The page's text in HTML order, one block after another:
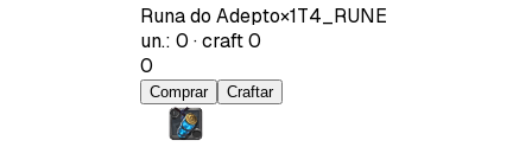
Runa do Adepto×1T4_RUNE
un.: 0 ·craft0
0
Comprar Craftar